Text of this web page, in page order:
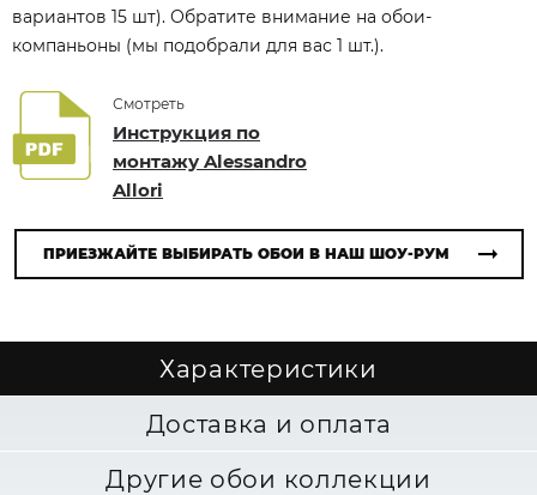
вариантов 15 шт). Обратите внимание на обои-
компаньоны (мы подобрали для вас 1 шт.).
Смотреть
Инструкция по
монтажу Alessandro
Allori
ПРИЕЗЖАЙТЕ ВЫБИРАТЬ ОБОИ В НАШ ШОУ-РУМ
Характеристики
Доставка и оплата
Другие обои коллекции